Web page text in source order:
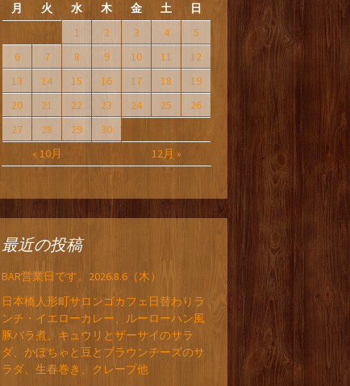
月
火 水 木 金 土 日
« 10月 12月 »
1 2 3 4
5
6
7 8 9 10 11
12
13
14 15 16 17 18
19
20
21 22 23 24 25
26
27
28 29 30
最近の投稿
BAR営業日です。2026.8.6（木）
日本橋人形町サロンゴカフェ日替わりラ
ンチ・イエローカレー、ルーローハン風
豚バラ煮、キュウリとザーサイのサラ
ダ、かぼちゃと豆とブラウンチーズのサ
ラダ、生春巻き、クレープ他